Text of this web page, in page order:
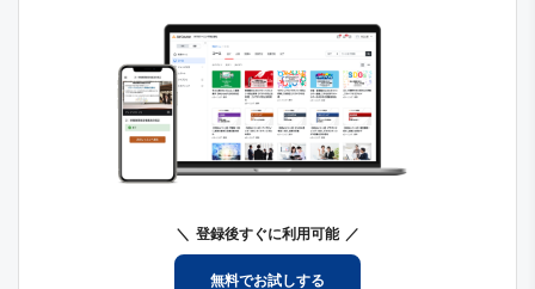
登録後すぐに利用可能
無料でお試しする